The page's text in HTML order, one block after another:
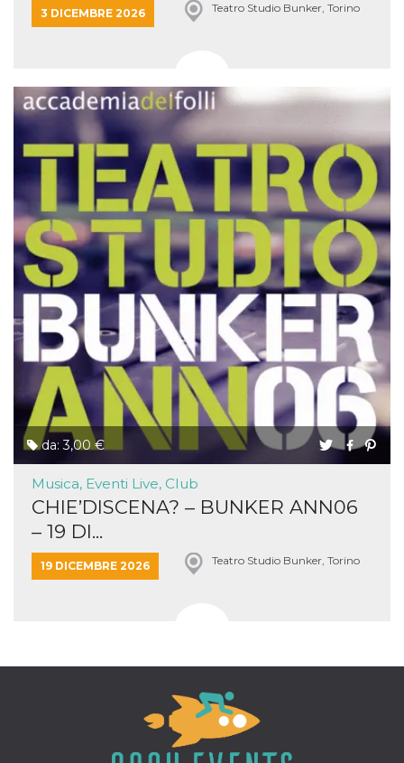
3 DICEMBRE 2026 Teatro Studio Bunker, Torino
da: 3,00 €
Musica, Eventi Live, Club
CHIE’DISCENA? – BUNKER ANN06
– 19 DI...
19 DICEMBRE 2026 Teatro Studio Bunker, Torino